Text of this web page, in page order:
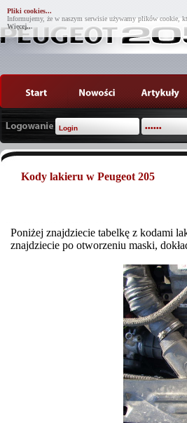
Pliki cookies...
Informujemy, że w naszym serwisie używamy plików cookie,
Więcej...
Kody lakieru w Peugeot 205
Poniżej znajdziecie tabelkę z kodami
znajdziecie po otworzeniu maski,